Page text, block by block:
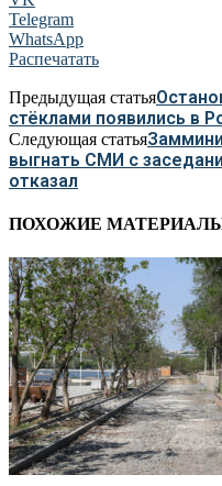
Telegram
WhatsApp
Распечатать
Предыдущая статья
стёклами появились в
Следующая статья
выгнать СМИ с
отказал
ПОХОЖИЕ